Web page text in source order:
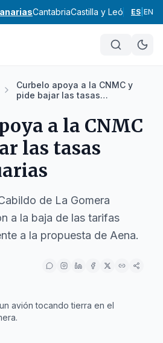
CantabriaCastilla y León ES EN
Curbelo apoya a la CNMC y
pide bajar las tasas
a la CNMC
las tasas
de La Gomera
a la baja de las tarifas
a la propuesta de Aena.
avión tocando tierra en el